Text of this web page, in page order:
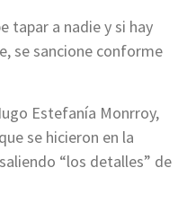
tapar a nadie y si hay
se sancione conforme
Estefanía Monrroy,
se hicieron en la
“los detalles” de